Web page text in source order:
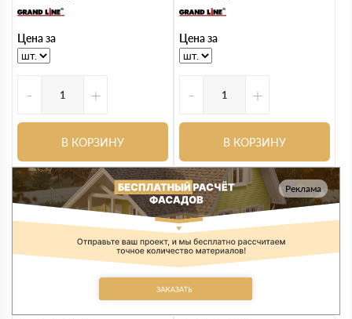
Цена за
- +
В КОРЗИНУ
Цена за
- +
В КОРЗИНУ
Реклама